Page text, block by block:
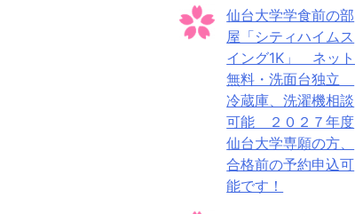
仙台大学学食前の部
屋「シティハイムス
イング1K」 ネット
無料・洗面台独立
冷蔵庫、洗濯機相談
可能 ２０２７年度
仙台大学専願の方、
合格前の予約申込可
能です！